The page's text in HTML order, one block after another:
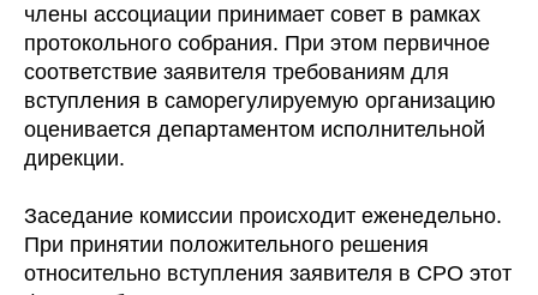
члены ассоциации принимает совет в рамках
протокольного собрания. При этом первичное
соответствие заявителя требованиям для
вступления в саморегулируемую организацию
оценивается департаментом исполнительной
дирекции.
Заседание комиссии происходит еженедельно.
При принятии положительного решения
относительно вступления заявителя в СРО этот